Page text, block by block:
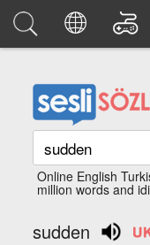
Online English
million words and
sudden